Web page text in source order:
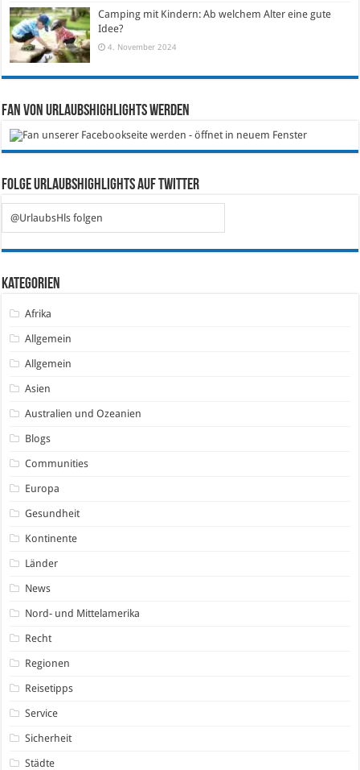
Camping mit Kindern: Ab welchem Alter eine gute
Idee?
4. November 2024
Fan von Urlaubshighlights werden
Folge Urlaubshighlights auf Twitter
@UrlaubsHls folgen
Kategorien
Afrika
Allgemein
Allgemein
Asien
Australien und Ozeanien
Blogs
Communities
Europa
Gesundheit
Kontinente
Länder
News
Nord- und Mittelamerika
Recht
Regionen
Reisetipps
Service
Sicherheit
Städte